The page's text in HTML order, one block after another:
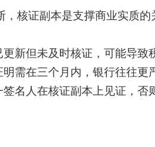
核证副本是支撑商业实质
新但未及时核证，可能导致
需在三个月内，银行往往更
名人在核证副本上见证，否